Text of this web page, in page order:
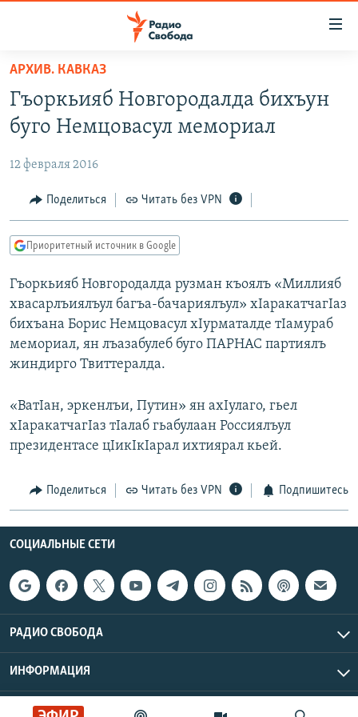
упрощенного
доступа
Вернуться
основному
Вернутся
главной
навигации
Вернутся
поиску
ПОДКАСТЫ
АВТОРСКИЕ ПРОЕКТЫ
ЦИТАТЫ СВОБОДЫ
МНЕНИЯ
IDEL.РЕАЛИИ
КАВКАЗ.РЕАЛИИ
СЕВЕР.РЕАЛИИ
СИБИРЬ.РЕАЛИИ
РАСПИСАНИЕ ВЕЩАНИЯ
ПОДПИШИТЕСЬ НА РАССЫЛКУ
СОЦИАЛЬНЫЕ СЕТИ
Все сайты РСЕ/РС
АРХИВ. КАВКАЗ
Гъоркьияб Новгородалда бихъун
буго Немцовасул мемориал
12 февраля 2016
Поделиться Читать без VPN
Приоритетный источник в Google
Гъоркьияб Новгородалда рузман къоялъ «Миллияб
хвасарлъиялъул багъа-бачариялъул» хIаракатчагIаз
бихъана Борис Немцовасул хIурматалде тIамураб
мемориал, ян лъазабулеб буго ПАРНАС партиялъ
жиндирго Твиттералда.
«ВатIан, эркенлъи, Путин» ян ахIулаго, гьел
хIаракатчагIаз тIалаб гьабулаан Россиялъул
президентасе цIикIкIарал ихтиярал кьей.
Поделиться Читать без VPN Подпишитесь
СОЦИАЛЬНЫЕ СЕТИ
РАДИО СВОБОДА
ИНФОРМАЦИЯ
Радио Свобода © 2026 RFE/RL, Inc. | Все права защищены.